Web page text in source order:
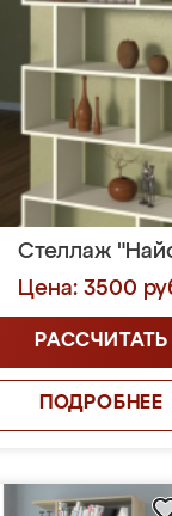
Стеллаж
Цена: 3500
РАССЧИТАТЬ
ПОДРОБНЕЕ